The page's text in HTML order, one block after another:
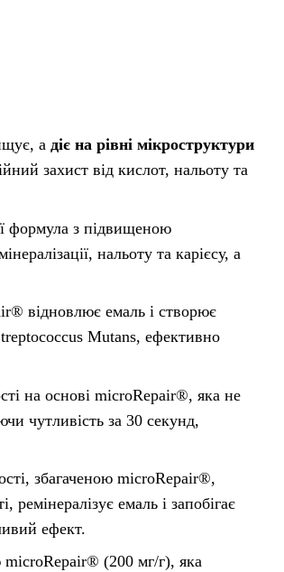
а діє на рівні мікроструктури
захист від кислот, нальоту та
формула з підвищеною
нальоту та карієсу, а
відновлює емаль і створює
Mutans, ефективно
на основі microRepair®, яка не
чутливість за 30 секунд,
збагаченою microRepair®,
емаль і запобігає
ефект.
(200 мг/г), яка